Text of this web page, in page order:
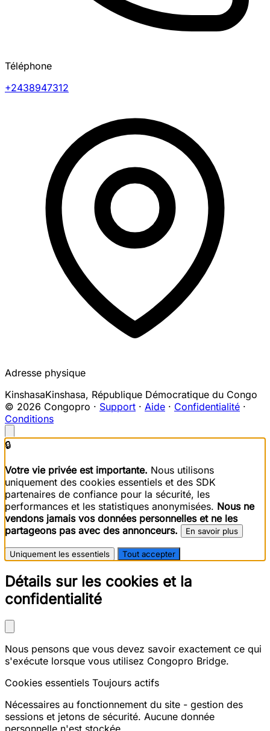
Téléphone
+2438947312
Adresse physique
KinshasaKinshasa, République Démocratique du Congo
© 2026 Congopro · Support · Aide · Confidentialité ·
Conditions
🔒
Votre vie privée est importante. Nous utilisons
uniquement des cookies essentiels et des SDK
partenaires de confiance pour la sécurité, les
performances et les statistiques anonymisées. Nous ne
vendons jamais vos données personnelles et ne les
partageons pas avec des annonceurs.
En savoir plus
Uniquement les essentiels Tout accepter
Détails sur les cookies et la
confidentialité
Nous pensons que vous devez savoir exactement ce qui
s'exécute lorsque vous utilisez Congopro Bridge.
Cookies essentiels Toujours actifs
Nécessaires au fonctionnement du site - gestion des
sessions et jetons de sécurité. Aucune donnée
personnelle n'est stockée.